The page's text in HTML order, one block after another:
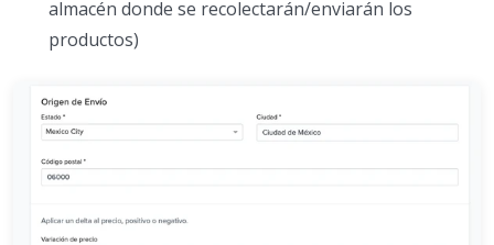
almacén donde se recolectarán/enviarán los
productos)